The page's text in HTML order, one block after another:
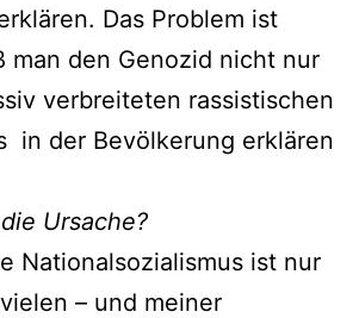
Das Problem ist
man den Genozid nicht nur
verbreiteten rassistischen
in der Bevölkerung erklären
Ursache?
Nationalsozialismus ist nur
– und meiner